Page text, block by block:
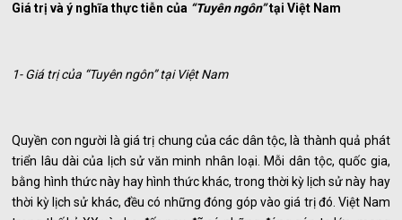
Giá trị và ý nghĩa thực tiễn của “Tuyên ngôn”tại Việt Nam
1- Giá trị của “Tuyên ngôn” tại Việt Nam
Quyền con người là giá trị chung của các dân tộc, là thành quả phát
triển lâu dài của lịch sử văn minh nhân loại. Mỗi dân tộc, quốc gia,
bằng hình thức này hay hình thức khác, trong thời kỳ lịch sử này hay
thời kỳ lịch sử khác, đều có những đóng góp vào giá trị đó. Việt Nam